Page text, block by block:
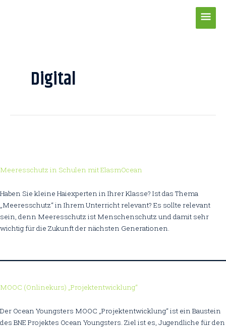
Digital
Meeresschutz in Schulen mit ElasmOcean
Haben Sie kleine Haiexperten in Ihrer Klasse? Ist das Thema
„Meeresschutz“ in Ihrem Unterricht relevant? Es sollte relevant
sein, denn Meeresschutz ist Menschenschutz und damit sehr
wichtig für die Zukunft der nächsten Generationen.
MOOC (Onlinekurs) „Projektentwicklung“
Der Ocean Youngsters MOOC „Projektentwicklung“ ist ein Baustein
des BNE Projektes Ocean Youngsters. Ziel ist es, Jugendliche für den